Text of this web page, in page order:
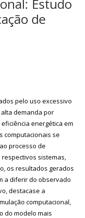
Estudo
de
pelo uso excessivo
demanda por
energética em
computacionais se
processo de
sistemas,
os resultados gerados
a diferir do observado
destacase a
computacional,
do modelo mais